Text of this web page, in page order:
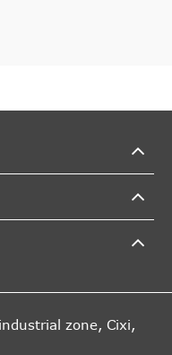
zone, Cixi,